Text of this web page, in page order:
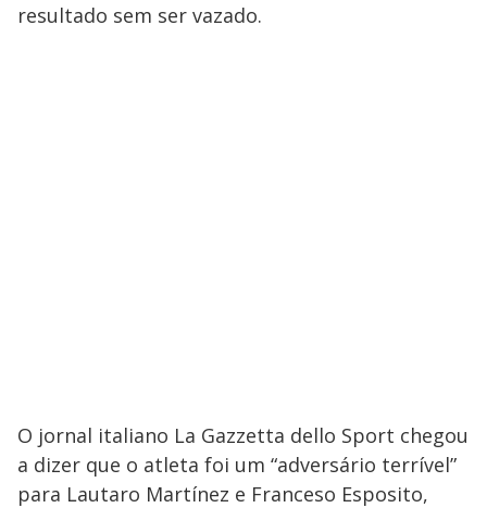
resultado sem ser vazado.
O jornal italiano La Gazzetta dello Sport chegou
a dizer que o atleta foi um “adversário terrível”
para Lautaro Martínez e Franceso Esposito,